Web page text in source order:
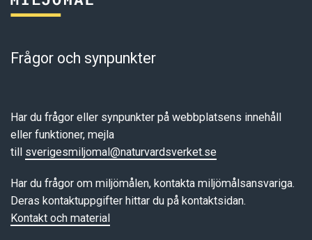
Frågor och synpunkter
Har du frågor eller synpunkter på webbplatsens innehåll
eller funktioner, mejla
till sverigesmiljomal@naturvardsverket.se
Har du frågor om miljömålen, kontakta miljömålsansvariga.
Deras kontaktuppgifter hittar du på kontaktsidan.
Kontakt och material